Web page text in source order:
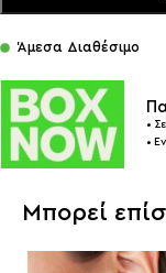
Άμεσα Διαθέσιμο
•
•
Μπορεί